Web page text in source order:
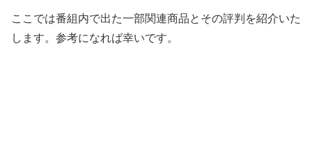
ここでは番組内で出た一部関連商品とその評判を紹介いた
します。参考になれば幸いです。